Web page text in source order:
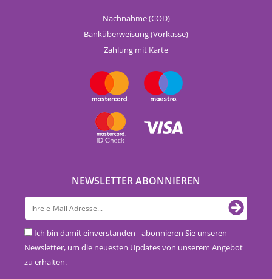
Nachnahme (COD)
Banküberweisung (Vorkasse)
Zahlung mit Karte
NEWSLETTER ABONNIEREN
Ich bin damit einverstanden - abonnieren Sie unseren
Newsletter, um die neuesten Updates von unserem Angebot
zu erhalten.